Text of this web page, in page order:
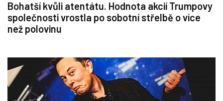
Bohatší kvůli atentátu. Hodnota akcií Trumpovy
společnosti vrostla po sobotní střelbě o více
než polovinu